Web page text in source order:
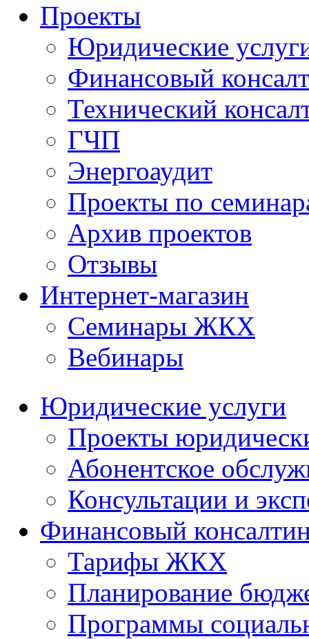
Проекты
Юридические
Финансовый
Технический
ГЧП
Энергоаудит
Проекты по
Архив проектов
Отзывы
Интернет-магазин
Семинары ЖКХ
Вебинары
Юридические услуги
Проекты
Абонентское
Консультации и
Финансовый
Тарифы ЖКХ
Планирование
Программы